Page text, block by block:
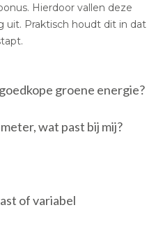
Hierdoor vallen deze
uit. Praktisch houdt dit in dat
groene energie?
wat past bij mij?
of variabel